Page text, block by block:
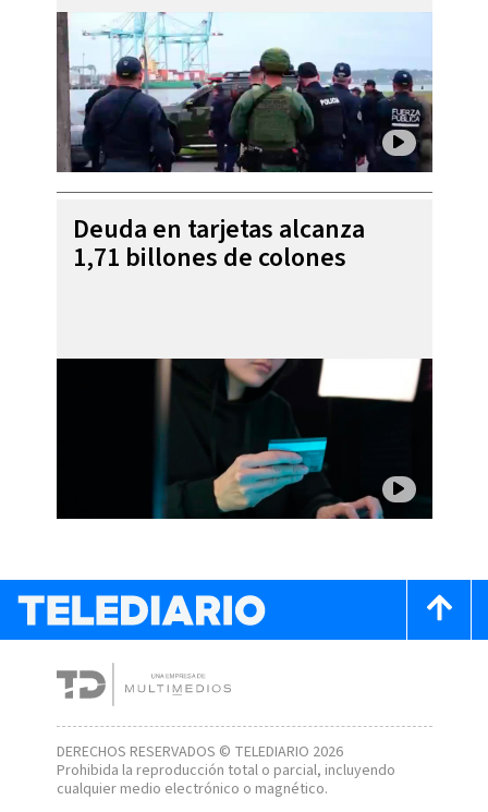
Deuda en tarjetas alcanza
1,71 billones de colones
DERECHOS RESERVADOS © TELEDIARIO 2026
Prohibida la reproducción total o parcial, incluyendo
cualquier medio electrónico o magnético.